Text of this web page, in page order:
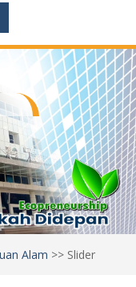
Alam >> Slider